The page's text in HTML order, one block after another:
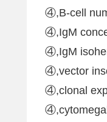
④,B-cell
④,IgM
④,IgM
④,vector
④,clonal